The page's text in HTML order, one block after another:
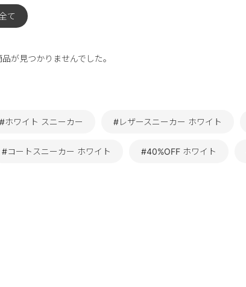
て
が見つかりませんでした。
#ホワイト スニーカー #レザースニーカー ホワイト
#コートスニーカー ホワイト #40%OFF ホワイト